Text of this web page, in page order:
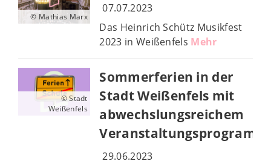
© Mathias Marx
07.07.2023
Das Heinrich Schütz Musikfest
2023 in Weißenfels Mehr
© Stadt
Weißenfels
Sommerferien in der
Stadt Weißenfels mit
abwechslungsreichem
Veranstaltungsprogramm
29.06.2023